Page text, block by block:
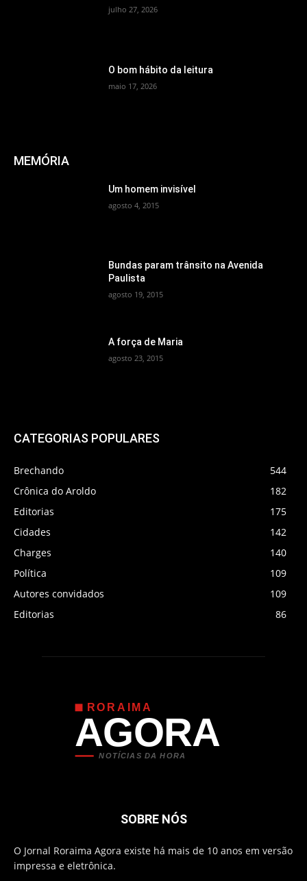
julho 27, 2026
O bom hábito da leitura
maio 17, 2026
MEMÓRIA
Um homem invisível
agosto 4, 2015
Bundas param trânsito na Avenida
Paulista
agosto 19, 2015
A força de Maria
agosto 23, 2015
CATEGORIAS POPULARES
Brechando
544
Crônica do Aroldo
182
Editorias
175
Cidades
142
Charges
140
Política
109
Autores convidados
109
Editorias
86
RORAIMA
AGORA
NOTÍCIAS DA HORA
SOBRE NÓS
O Jornal Roraima Agora existe há mais de 10 anos em versão
impressa e eletrônica.